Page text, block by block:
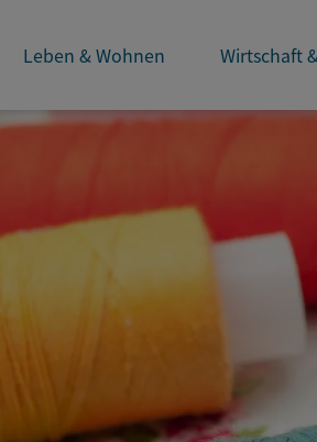
Leben & Wohnen Wirtschaft